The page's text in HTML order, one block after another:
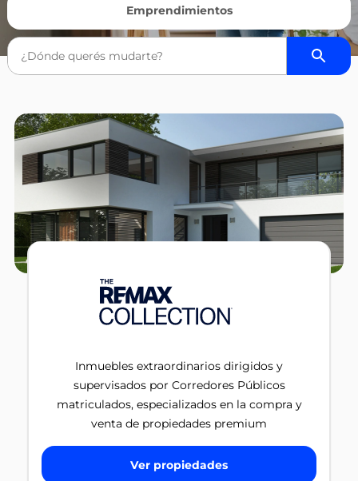
Emprendimientos
Inmuebles extraordinarios dirigidos y
supervisados por Corredores Públicos
matriculados, especializados en la compra y
venta de propiedades premium
Ver propiedades